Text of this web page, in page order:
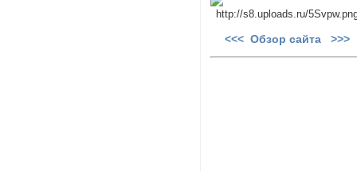
<<< Обзор сайта >>>